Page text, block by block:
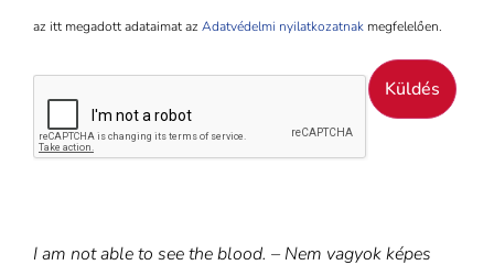
az itt megadott adataimat az Adatvédelmi nyilatkozatnak megfelelően.
Küldés
I am not able to see the blood. – Nem vagyok képes